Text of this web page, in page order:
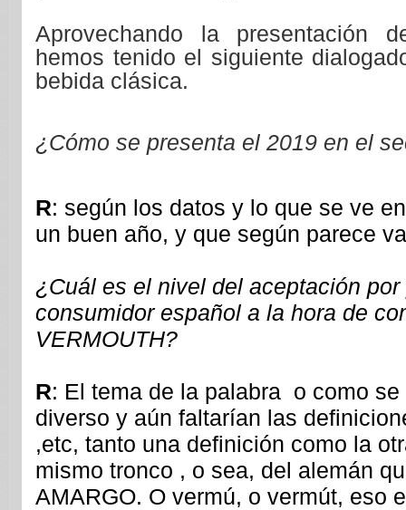
Aprovechando la presentación
hemos tenido el siguiente
bebida clásica.
¿Cómo se presenta el 2019 en el
R: según los datos y lo que se ve
un buen año, y que según parece
¿Cuál es el nivel del aceptación por
consumidor español a la hora de
VERMOUTH?
R: El tema de la palabra o como
diverso y aún faltarían las
,etc, tanto una definición como la
mismo tronco , o sea, del alemán
AMARGO. O vermú, o vermút, eso